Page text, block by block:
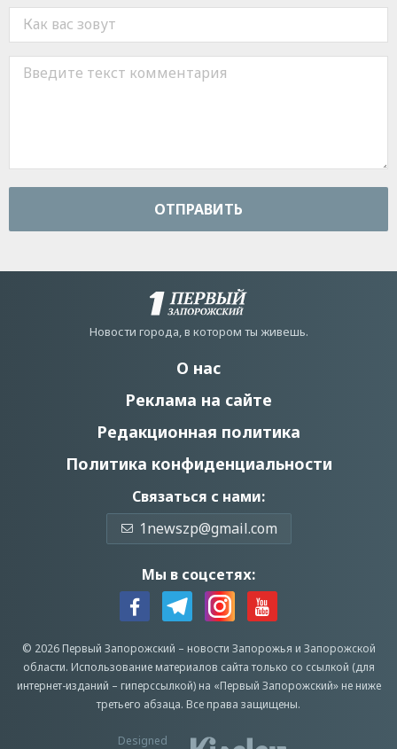
ОТПРАВИТЬ
Новости города, в котором ты живешь.
О нас
Реклама на сайте
Редакционная политика
Политика конфиденциальности
Связаться с нами:
1newszp@gmail.com
Мы в соцсетях:
© 2026 Первый Запорожский – новости Запорожья и Запорожской
области. Использование материалов сайта только со ссылкой (для
интернет-изданий – гиперссылкой) на «Первый Запорожский» не ниже
третьего абзаца. Все права защищены.
Designed